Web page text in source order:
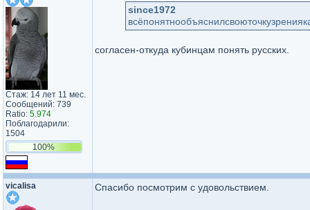
Стаж: 14 лет 11 мес.
Сообщений: 739
Ratio: 5.974
Поблагодарили:
1504
100%
since1972
согласен-откуда кубинцам понять русских.
vicalisa Спасибо посмотрим с удовольствием.